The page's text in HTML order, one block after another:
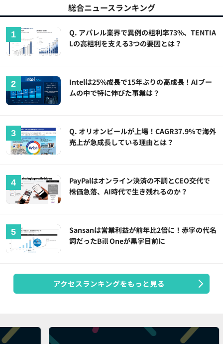
総合ニュースランキング
Q. アパレル業界で異例の粗利率73%、TENTIA
Lの高粗利を支える3つの要因とは？
Intelは25%成長で15年ぶりの高成長！AIブー
ムの中で特に伸びた事業は？
Q. オリオンビールが上場！CAGR37.9%で海外
売上が急成長している理由とは？
PayPalはオンライン決済の不調とCEO交代で
株価急落、AI時代で生き残れるのか？
Sansanは営業利益が前年比2倍に！赤字の代名
詞だったBill Oneが黒字目前に
アクセスランキングをもっと見る